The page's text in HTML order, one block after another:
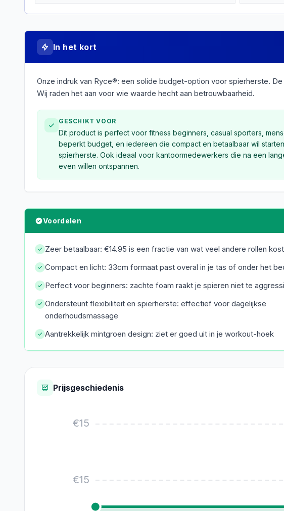
In het kort
Onze indruk van Ryce®: een solide budget-option voor spierherste.
Wij raden het aan voor wie waarde hecht aan betrouwbaarheid.
GESCHIKT VOOR
Dit product is perfect voor fitness beginners, casual sporters,
beperkt budget, en iedereen die compact en betaalbaar wil
spierherste. Ook ideaal voor kantoormedewerkers die na een
even willen ontspannen.
Voordelen
Zeer betaalbaar: €14.95 is een fractie van wat veel andere rollen
Compact en licht: 33cm formaat past overal in je tas of onder het
Perfect voor beginners: zachte foam raakt je spieren niet te
Ondersteunt flexibiliteit en spierherste: effectief voor dagelijkse
onderhoudsmassage
Aantrekkelijk mintgroen design: ziet er goed uit in je workout-hoek
Prijsgeschiedenis
€15
€15